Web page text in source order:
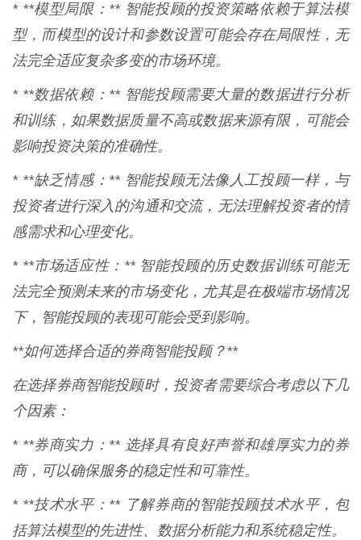
* **模型局限：** 智能投顾的投资策略依赖于算法模
型，而模型的设计和参数设置可能会存在局限性，无
法完全适应复杂多变的市场环境。
* **数据依赖：** 智能投顾需要大量的数据进行分析
和训练，如果数据质量不高或数据来源有限，可能会
影响投资决策的准确性。
* **缺乏情感：** 智能投顾无法像人工投顾一样，与
投资者进行深入的沟通和交流，无法理解投资者的情
感需求和心理变化。
* **市场适应性：** 智能投顾的历史数据训练可能无
法完全预测未来的市场变化，尤其是在极端市场情况
下，智能投顾的表现可能会受到影响。
**如何选择合适的券商智能投顾？**
在选择券商智能投顾时，投资者需要综合考虑以下几
个因素：
* **券商实力：** 选择具有良好声誉和雄厚实力的券
商，可以确保服务的稳定性和可靠性。
* **技术水平：** 了解券商的智能投顾技术水平，包
括算法模型的先进性、数据分析能力和系统稳定性。